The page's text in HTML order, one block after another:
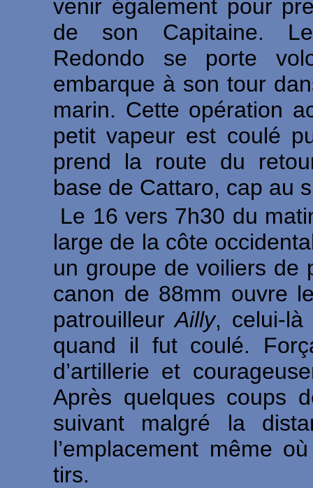
venir également pour
de son Capitaine.
Redondo se porte
embarque à son tour
marin. Cette opération
petit vapeur est coulé
prend la route du
base de Cattaro, cap au
Le 16 vers 7h30 du
large de la côte
un groupe de voiliers de
canon de 88mm ouvre
patrouilleurAilly, celui-là
quand il fut coulé.
d’artillerie et
Après quelques coups
suivant malgré la
l’emplacement même
tirs.